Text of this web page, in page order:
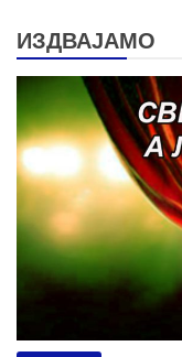
ИЗДВАЈАМО